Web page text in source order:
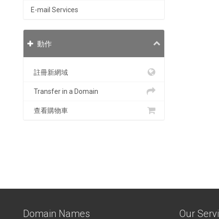
E-mail Services
動作
註冊新網域
Transfer in a Domain
查看購物車
Domain Names Our